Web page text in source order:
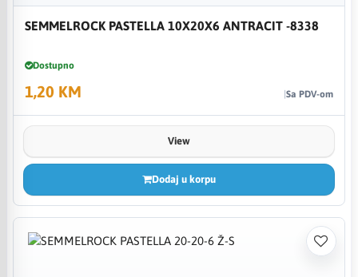
SEMMELROCK PASTELLA 10X20X6 ANTRACIT -8338
Dostupno
1,20 KM Sa PDV-om
View
Dodaj u korpu